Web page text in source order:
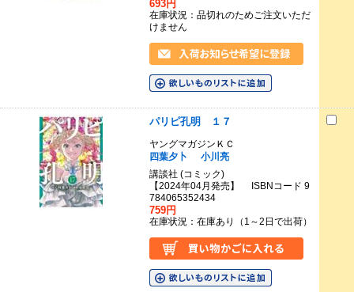
693円
在庫状況：品切れのためご注文いただ
けません
パリピ孔明 １７
ヤングマガジンＫＣ
四葉夕卜
小川亮
講談社 (コミック)
【2024年04月発売】 ISBNコード 9
784065352434
759円
在庫状況：在庫あり（1～2日で出荷）